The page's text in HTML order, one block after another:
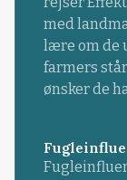
med
lære om de
farmers
ønsker de